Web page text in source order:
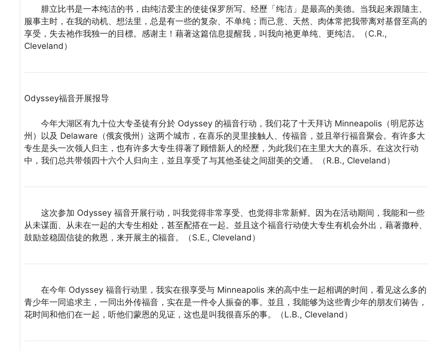
腓立比书是一本纯洁的书，由纯洁爱主的使徒保罗所写。经歷「纯洁」是最高的美德。当我起来跟隨主、
服事主时，在我的动机、想法里，总是有一些的复杂、不单纯；而己意、天然、肉体常把我带离对基督至高的
享受，失去祂作我独一的目標。感谢主！藉著这篇信息提醒我，叫我向祂更单纯、更纯洁。（C.R.,
Cleveland）
Odyssey福音开展报导
今年大湖区有九十位大专圣徒有分於 Odyssey 的福音行动，我们花了十天拜访 Minneapolis（明尼苏达
州）以及 Delaware（俄亥俄州）这两个城市，在喜乐的灵里接触人、传福音，並且举行福音聚会。有许多大
专生是头一次领人归主，也有许多大专生得著了顾惜新人的经歷，为此我们在主里大大的喜乐。在这次行动
中，我们总共带领四十六个人归向主，並且享受了与其他圣徒之间甜美的交通。（R.B., Cleveland）
这次参加 Odyssey 福音开展行动，叫我觉得非常享受、也觉得非常新鲜。因为在活动期间，我能和一些
从未谋面、从未在一起的大专生相处，甚至配搭在一起。並且这个福音行动使大专生有机会外出，藉著撒种、
鼓励並稳固信徒的救恩，来开展主的福音。（S.E., Cleveland）
在今年 Odyssey 福音行动里，我实在很享受与 Minneapolis 来的高中生一起相调的时间，看见这么多的
青少年一同追求主，一同出外传福音，实在是一件令人振奋的事。並且，我能够为这些青少年的朋友们祷告，
花时间和他们在一起，听他们蒙恩的见证，这也是叫我很喜乐的事。（L.B., Cleveland）